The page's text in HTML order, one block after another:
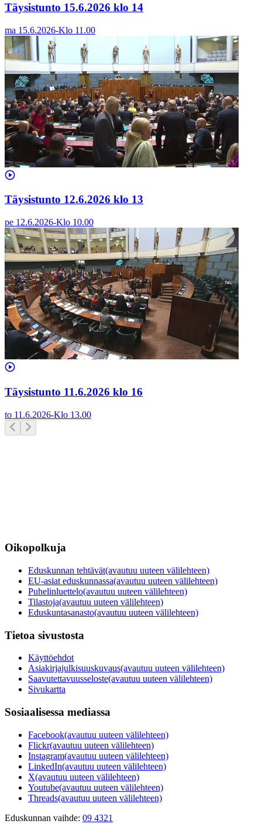
Täysistunto 15.6.2026 klo 14
ma 15.6.2026-Klo 11.00
Täysistunto 12.6.2026 klo 13
pe 12.6.2026-Klo 10.00
Täysistunto 11.6.2026 klo 16
to 11.6.2026-Klo 13.00
Oikopolkuja
Eduskunnan tehtävät(avautuu uuteen välilehteen)
EU-asiat eduskunnassa(avautuu uuteen välilehteen)
Puhelinluettelo(avautuu uuteen välilehteen)
Tilastoja(avautuu uuteen välilehteen)
Eduskuntasanasto(avautuu uuteen välilehteen)
Tietoa sivustosta
Käyttöehdot
Asiakirjajulkisuuskuvaus(avautuu uuteen välilehteen)
Saavutettavuusseloste(avautuu uuteen välilehteen)
Sivukartta
Sosiaalisessa mediassa
Facebook(avautuu uuteen välilehteen)
Flickr(avautuu uuteen välilehteen)
Instagram(avautuu uuteen välilehteen)
LinkedIn(avautuu uuteen välilehteen)
X(avautuu uuteen välilehteen)
Youtube(avautuu uuteen välilehteen)
Threads(avautuu uuteen välilehteen)
Eduskunnan vaihde: 09 4321